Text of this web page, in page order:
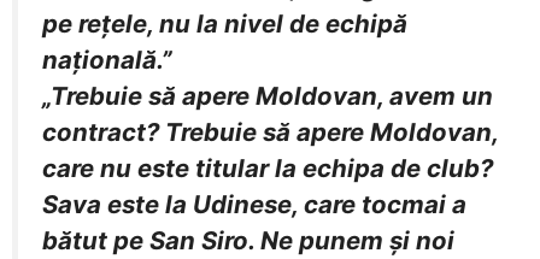
pe reţele, nu la nivel de echipă
naţională.”
„Trebuie să apere Moldovan, avem un
contract? Trebuie să apere Moldovan,
care nu este titular la echipa de club?
Sava este la Udinese, care tocmai a
bătut pe San Siro. Ne punem şi noi